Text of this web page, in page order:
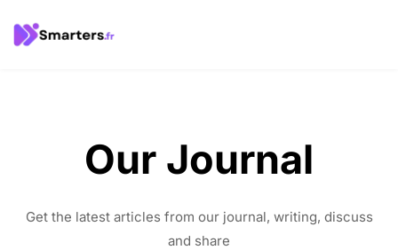
Our Journal
Get the latest articles from our journal, writing, discuss
and share